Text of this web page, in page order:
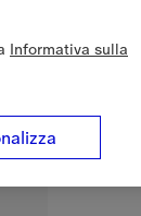
Informativa sulla